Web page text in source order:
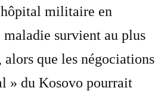
hôpital militaire en
survient au plus
que les négociations
» du Kosovo pourrait